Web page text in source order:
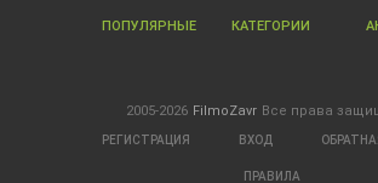
ПОПУЛЯРНЫЕ КАТЕГОРИИ
2005-2026 FilmoZavr Все права
РЕГИСТРАЦИЯ ВХОД
ПРАВИЛА